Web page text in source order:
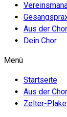
Aus der
Dein Chor
Menü
Startseite
Aus der
Zelter-